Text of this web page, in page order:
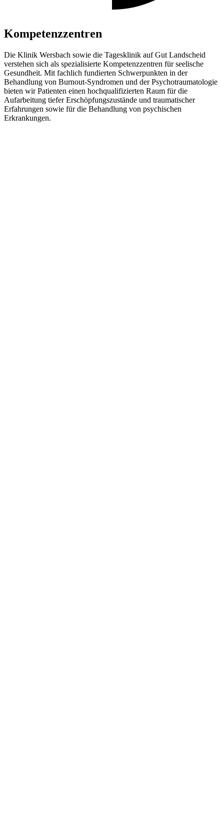
Kompetenzzentren
Die Klinik Wersbach sowie die Tagesklinik auf Gut Landscheid
verstehen sich als spezialisierte Kompetenzzentren für seelische
Gesundheit. Mit fachlich fundierten Schwerpunkten in der
Behandlung von Burnout-Syndromen und der Psychotraumatologie
bieten wir Patienten einen hochqualifizierten Raum für die
Aufarbeitung tiefer Erschöpfungszustände und traumatischer
Erfahrungen sowie für die Behandlung von psychischen
Erkrankungen.